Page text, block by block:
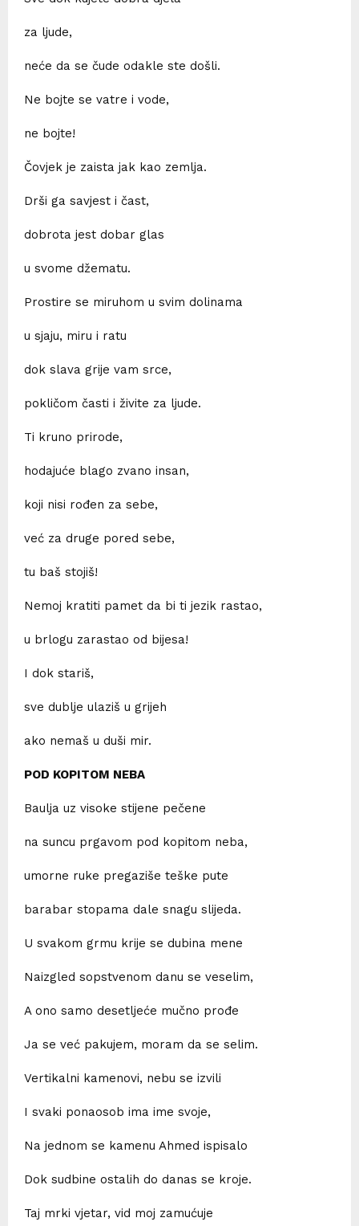
za ljude,
neće da se čude odakle ste došli.
Ne bojte se vatre i vode,
ne bojte!
Čovjek je zaista jak kao zemlja.
Drši ga savjest i čast,
dobrota jest dobar glas
u svome džematu.
Prostire se miruhom u svim dolinama
u sjaju, miru i ratu
dok slava grije vam srce,
pokličom časti i živite za ljude.
Ti kruno prirode,
hodajuće blago zvano insan,
koji nisi rođen za sebe,
već za druge pored sebe,
tu baš stojiš!
Nemoj kratiti pamet da bi ti jezik rastao,
u brlogu zarastao od bijesa!
I dok stariš,
sve dublje ulaziš u grijeh
ako nemaš u duši mir.
POD KOPITOM NEBA
Baulja uz visoke stijene pečene
na suncu prgavom pod kopitom neba,
umorne ruke pregaziše teške pute
barabar stopama dale snagu slijeda.
U svakom grmu krije se dubina mene
Naizgled sopstvenom danu se veselim,
A ono samo desetljeće mučno prođe
Ja se već pakujem, moram da se selim.
Vertikalni kamenovi, nebu se izvili
I svaki ponaosob ima ime svoje,
Na jednom se kamenu Ahmed ispisalo
Dok sudbine ostalih do danas se kroje.
Taj mrki vjetar, vid moj zamućuje